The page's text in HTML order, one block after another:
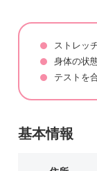
ストレッ
身体の状
テストを
基本情報